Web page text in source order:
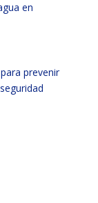
en
prevenir